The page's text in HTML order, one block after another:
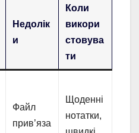
Недолік
и
Коли
викори
стовува
ти
Файл
прив’яза
Щоденні
нотатки,